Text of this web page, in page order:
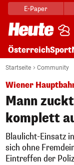
E-Paper
ÖsterreichSport
Startseite Community
Wiener
Mann
komplett
Blaulicht-Einsatz
sich ohne
Eintreffen der